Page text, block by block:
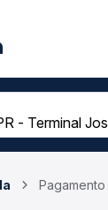
Pagamento